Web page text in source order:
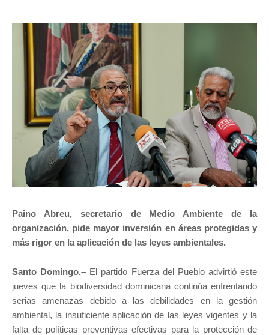
Paino Abreu, secretario de Medio Ambiente de la
organización, pide mayor inversión en áreas protegidas y
más rigor en la aplicación de las leyes ambientales.
Santo Domingo.– El partido Fuerza del Pueblo advirtió este
jueves que la biodiversidad dominicana continúa enfrentando
serias amenazas debido a las debilidades en la gestión
ambiental, la insuficiente aplicación de las leyes vigentes y la
falta de políticas preventivas efectivas para la protección de